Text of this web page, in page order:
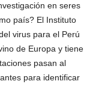
en seres
país? El Instituto
virus para el Perú
de Europa y tiene
pasan al
para identificar